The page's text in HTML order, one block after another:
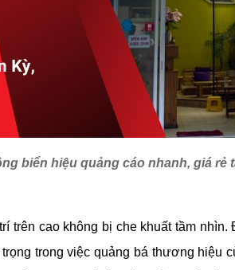
biển hiệu quảng cáo nhanh, giá rẻ
cao không bị che khuất tầm
trong việc quảng bá thương